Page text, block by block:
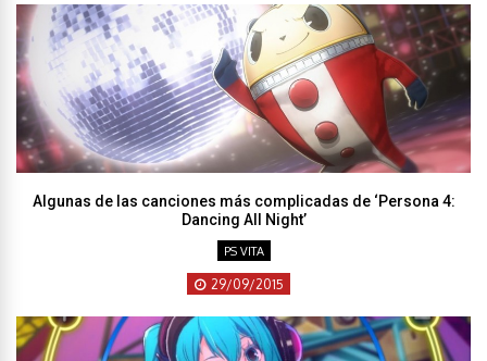
Algunas de las canciones más complicadas de ‘Persona 4:
Dancing All Night’
PS VITA
29/09/2015